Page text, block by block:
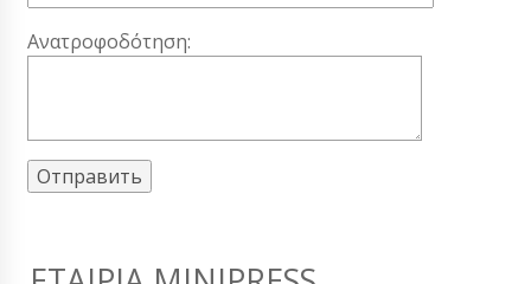
Ανατροφοδότηση: